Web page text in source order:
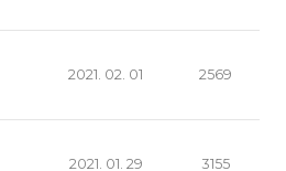
2021. 02. 01 2569
2021. 01. 29 3155